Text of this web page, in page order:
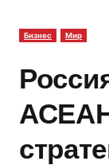
Бизнес Мир